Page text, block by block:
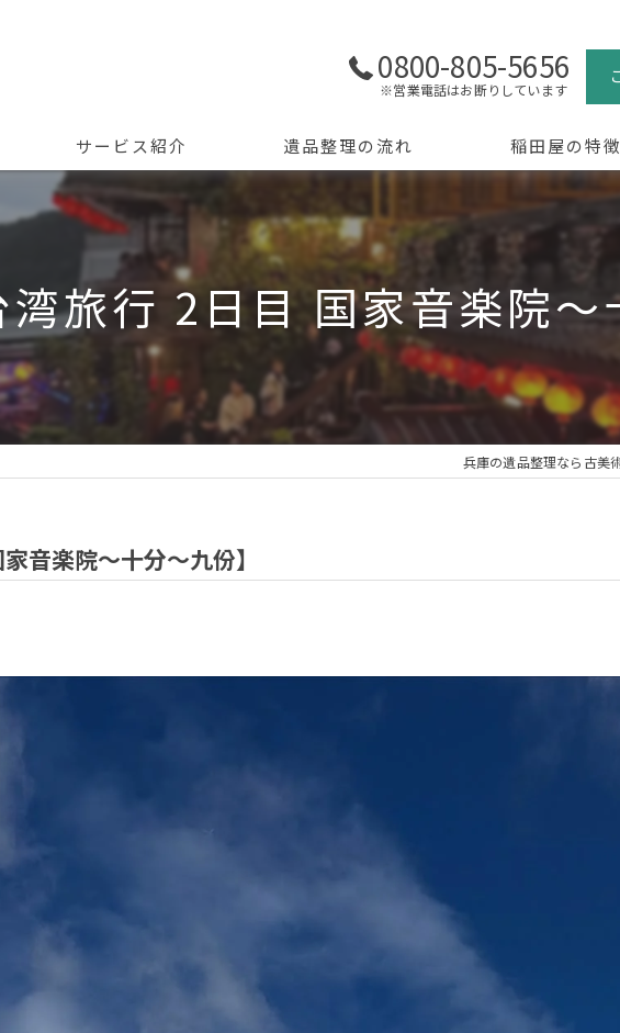
0800-805-5656
※営業電話はお断りしています
サービス紹介 遺品整理の流れ
よくある質問
稲田屋の特徴
買取
骨董品
美術品
京都の遺品整理
湾旅行 2日目 国家音楽院〜
兵庫の遺品整理なら古美
音楽院〜十分〜九份】